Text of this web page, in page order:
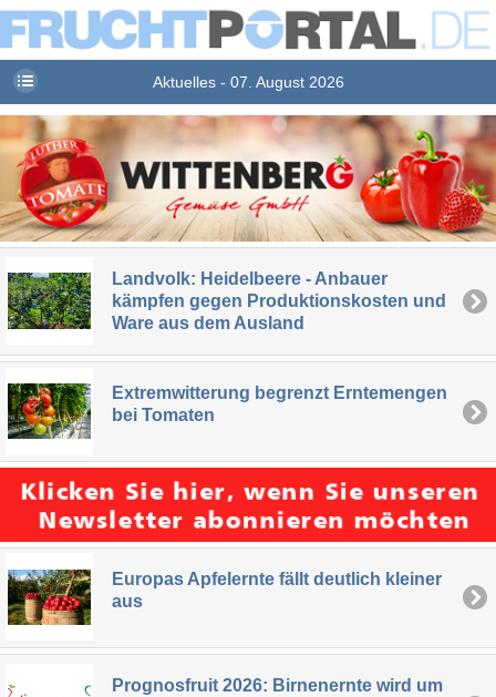
Aktuelles - 07. August 2026
Landvolk: Heidelbeere - Anbauer
kämpfen gegen Produktionskosten und
Ware aus dem Ausland
Extremwitterung begrenzt Erntemengen
bei Tomaten
Europas Apfelernte fällt deutlich kleiner
aus
Prognosfruit 2026: Birnenernte wird um